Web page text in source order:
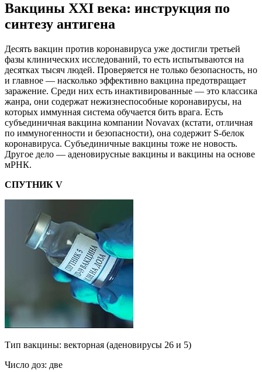
Вакцины XXI века: инструкция по
синтезу антигена
Десять вакцин против коронавируса уже достигли третьей
фазы клинических исследований, то есть испытываются на
десятках тысяч людей. Проверяется не только безопасность, но
и главное — насколько эффективно вакцина предотвращает
заражение. Среди них есть инактивированные — это классика
жанра, они содержат нежизнеспособные коронавирусы, на
которых иммунная система обучается бить врага. Есть
субъединичная вакцина компании Novavax (кстати, отличная
по иммуногенности и безопасности), она содержит S-белок
коронавируса. Субъединичные вакцины тоже не новость.
Другое дело — аденовирусные вакцины и вакцины на основе
мРНК.
СПУТНИК V
Тип вакцины: векторная (аденовирусы 26 и 5)
Число доз: две